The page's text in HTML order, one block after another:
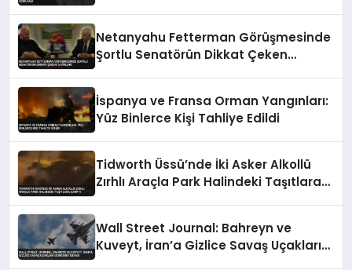
Netanyahu Fetterman Görüşmesinde
Şortlu Senatörün Dikkat Çeken
İspanya ve Fransa Orman Yangınları:
Yüz Binlerce Kişi Tahliye Edildi
Tidworth Üssü’nde İki Asker Alkollü
Zırhlı Araçla Park Halindeki Taşıtlara
Wall Street Journal: Bahreyn ve
Kuveyt, İran’a Gizlice Savaş Uçakları